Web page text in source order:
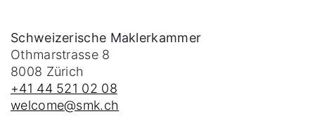
Schweizerische Maklerkammer
Othmarstrasse 8
8008 Zürich
+41 44 521 02 08
welcome@smk.ch